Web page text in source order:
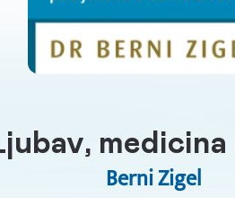
medicina
Berni Zigel